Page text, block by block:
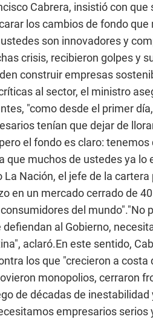
Cabrera, insistió con
los cambios de fondo
son innovadores y
crisis, recibieron golpes y
construir empresas
al sector, el ministro
"como desde el primer
tenían que dejar de
el fondo es claro:
muchos de ustedes ya lo
Nación, el jefe de la
en un mercado cerrado de
del mundo"."No
al Gobierno,
aclaró.En este sentido,
los que "crecieron a
monopolios, cerraron
de décadas de
empresarios serios